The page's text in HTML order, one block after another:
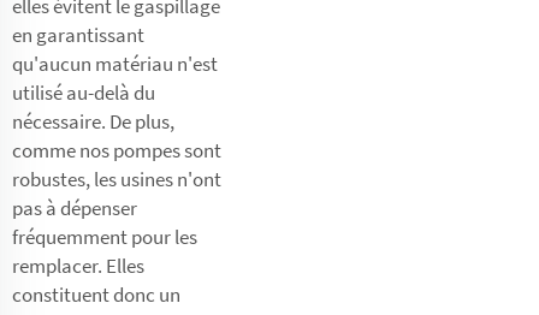
elles évitent le gaspillage
en garantissant
qu'aucun matériau n'est
utilisé au-delà du
nécessaire. De plus,
comme nos pompes sont
robustes, les usines n'ont
pas à dépenser
fréquemment pour les
remplacer. Elles
constituent donc un